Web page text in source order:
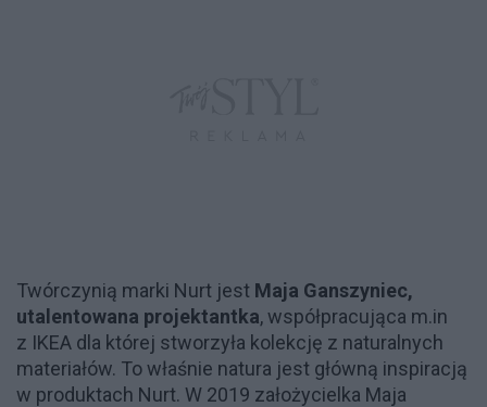
Twórczynią marki Nurt jest Maja Ganszyniec,
utalentowana projektantka, współpracująca m.in
z IKEA dla której stworzyła kolekcję z naturalnych
materiałów. To właśnie natura jest główną inspiracją
w produktach Nurt. W 2019 założycielka Maja